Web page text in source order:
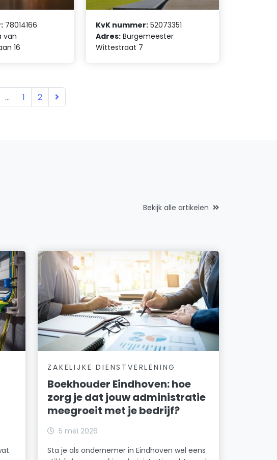
78014166
van
16
KvK nummer: 52073351
Adres: Burgemeester
Wittestraat 7
... 1 2
Bekijk alle artikelen
ZAKELIJKE DIENSTVERLENING
Boekhouder Eindhoven: hoe
zorg je dat jouw administratie
meegroeit met je bedrijf?
5 mei 2026
Sta je als ondernemer in Eindhoven wel eens